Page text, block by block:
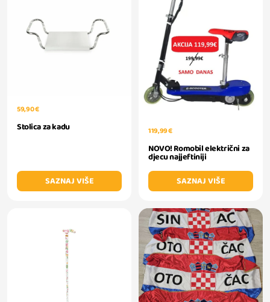
59,90 €
Stolica za kadu
SAZNAJ VIŠE
119,99 €
NOVO! Romobil električni za
djecu najjeftiniji
SAZNAJ VIŠE